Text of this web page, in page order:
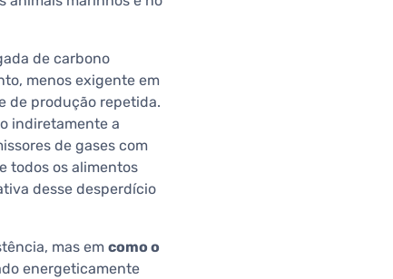
de carbono
menos exigente em
de produção repetida.
indiretamente a
de gases com
todos os alimentos
desse desperdício
mas em como o
energeticamente